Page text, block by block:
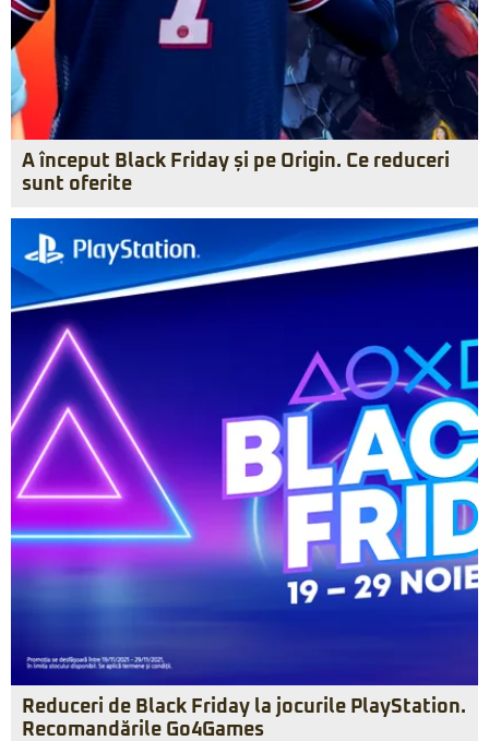
A început Black Friday și pe Origin. Ce reduceri
sunt oferite
Reduceri de Black Friday la jocurile PlayStation.
Recomandările Go4Games